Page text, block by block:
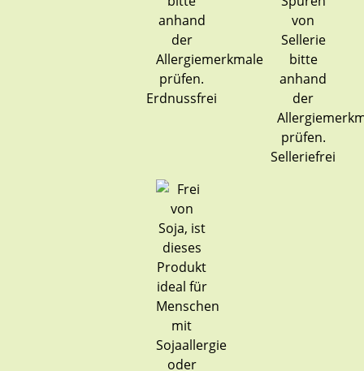
Erdnussfrei
Selleriefrei